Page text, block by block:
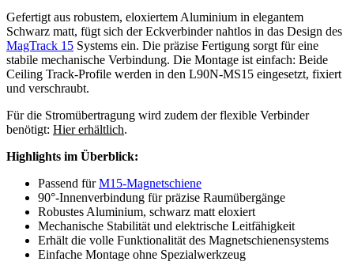
Gefertigt aus robustem, eloxiertem Aluminium in elegantem
Schwarz matt, fügt sich der Eckverbinder nahtlos in das Design des
MagTrack 15 Systems ein. Die präzise Fertigung sorgt für eine
stabile mechanische Verbindung. Die Montage ist einfach: Beide
Ceiling Track-Profile werden in den L90N-MS15 eingesetzt, fixiert
und verschraubt.
Für die Stromübertragung wird zudem der flexible Verbinder
benötigt: Hier erhältlich.
Highlights im Überblick:
Passend fürM15-Magnetschiene
90°-Innenverbindung für präzise Raumübergänge
Robustes Aluminium, schwarz matt eloxiert
Mechanische Stabilität und elektrische Leitfähigkeit
Erhält die volle Funktionalität des Magnetschienensystems
Einfache Montage ohne Spezialwerkzeug